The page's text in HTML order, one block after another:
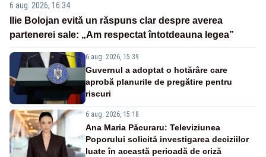
6 aug. 2026, 16:34
Ilie Bolojan evită un răspuns clar despre averea
partenerei sale: „Am respectat întotdeauna legea”
6 aug. 2026, 15:39
Guvernul a adoptat o hotărâre care
aprobă planurile de pregătire pentru
riscuri
6 aug. 2026, 15:18
Ana Maria Păcuraru: Televiziunea
Poporului solicită investigarea deciziilor
luate în această perioadă de criză